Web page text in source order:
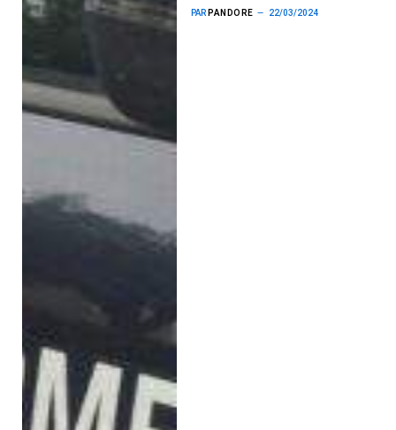
PAR PANDORE 22/03/2024